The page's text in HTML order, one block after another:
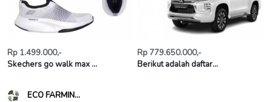
Rp 1.499.000,-
Skechers go walk max ...
Rp 779.650.000,-
Berikut adalah daftar...
ECO FARMIN...